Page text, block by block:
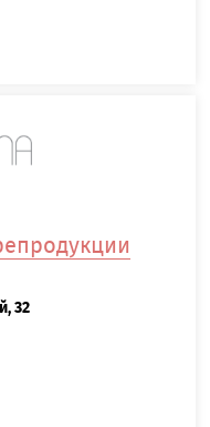
32